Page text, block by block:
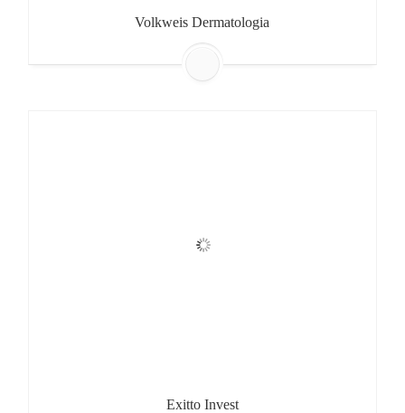
Volkweis Dermatologia
Exitto Invest